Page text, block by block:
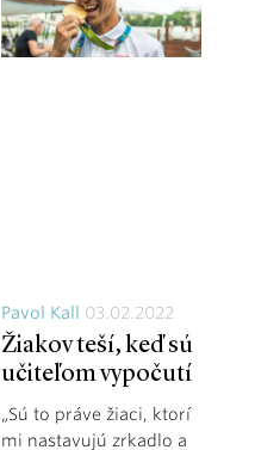
Pavol Kall 03.02.2022
Žiakov teší, keď sú
učiteľom vypočutí
„Sú to práve žiaci, ktorí
mi nastavujú zrkadlo a